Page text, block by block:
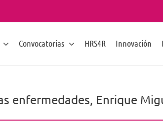
Convocatorias HRS4R Innovación
enfermedades, Enrique